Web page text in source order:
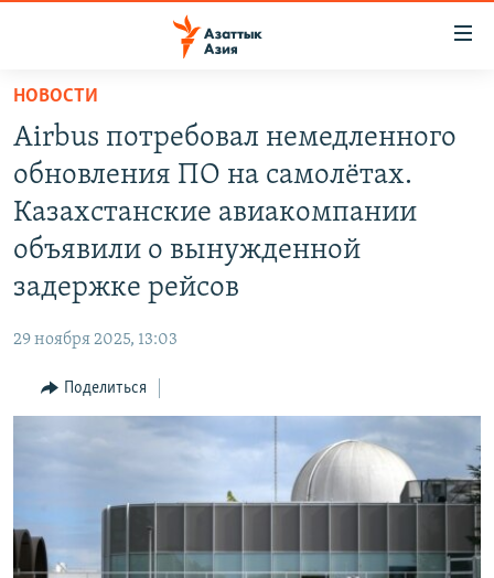
Вернуться
основному
содержанию
Вернутся
главной
навигации
Вернутся
ЦЕНТРАЛЬНАЯ АЗИЯ
КАЗАХСТАН
УЗБЕКИСТАН
НОВОСТИ
ВОЙНА В УКРАИНЕ
НА ДРУГИХ ЯЗЫКАХ
ТОҶИКӢ
ПОДПИШИТЕСЬ НА НАС В СОЦСЕТЯХ
Все сайты РСЕ/РС
НОВОСТИ
Airbus потребовал немедленного
обновления ПО на самолётах.
Казахстанские авиакомпании
объявили о вынужденной
задержке рейсов
29 ноября 2025, 13:03
Поделиться